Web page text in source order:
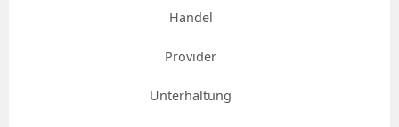
Handel
Provider
Unterhaltung